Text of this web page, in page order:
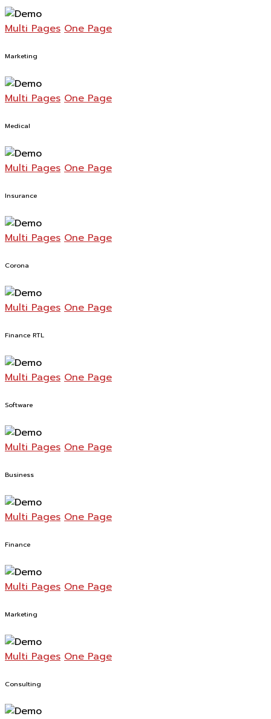
Multi Pages One Page
Marketing
Multi Pages One Page
Medical
Multi Pages One Page
Insurance
Multi Pages One Page
Corona
Multi Pages One Page
Finance RTL
Multi Pages One Page
Software
Multi Pages One Page
Business
Multi Pages One Page
Finance
Multi Pages One Page
Marketing
Multi Pages One Page
Consulting